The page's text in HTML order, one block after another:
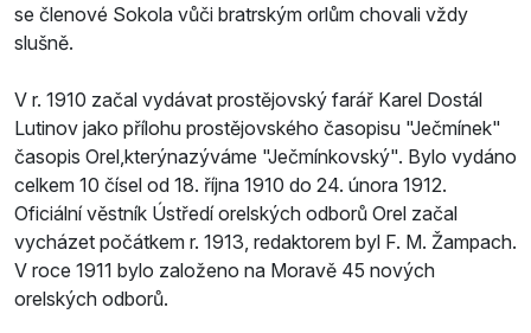
se členové Sokola vůči bratrským orlům chovali vždy
slušně.
V r. 1910 začal vydávat prostějovský farář Karel Dostál
Lutinov jako přílohu prostějovského časopisu "Ječmínek"
časopis Orel,kterýnazýváme "Ječmínkovský". Bylo vydáno
celkem 10 čísel od 18. října 1910 do 24. února 1912.
Oficiální věstník Ústředí orelských odborů Orel začal
vycházet počátkem r. 1913, redaktorem byl F. M. Žampach.
V roce 1911 bylo založeno na Moravě 45 nových
orelských odborů.